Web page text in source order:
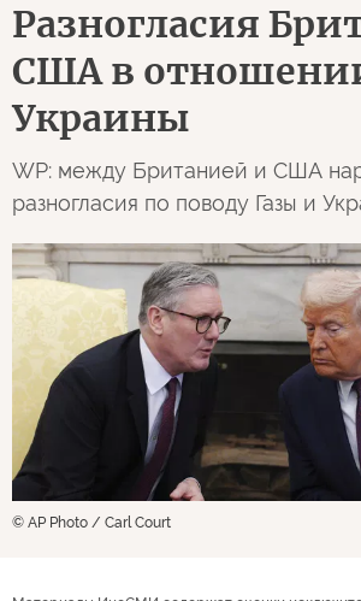
Разногласия
США в
Украины
WP: между Британией и США
разногласия по поводу Газы и
© AP Photo / Carl Court